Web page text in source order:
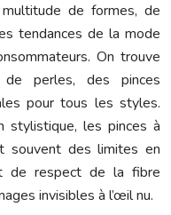
de formes, de
tendances de la mode
On trouve
de perles, des pinces
pour tous les styles.
stylistique, les pinces à
souvent des limites en
de respect de la fibre
invisibles à l’œil nu.